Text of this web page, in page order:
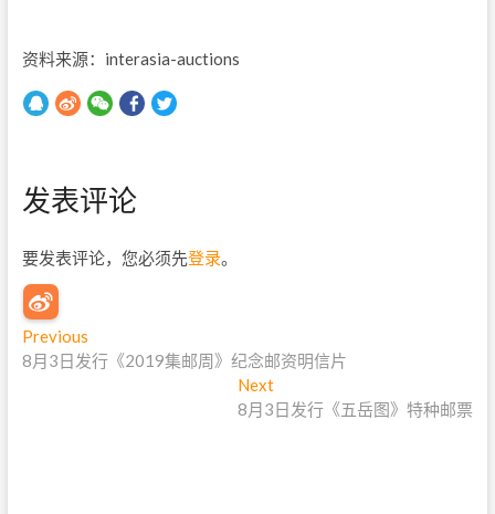
资料来源：interasia-auctions
发表评论
要发表评论，您必须先登录。
文
章
Previous
r
8月3日发行《2019集邮周》纪念邮资明信片
Next
e
8月3日发行《五岳图》特种邮票